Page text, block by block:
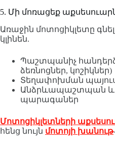
5. Մի մոռացեք
Առաջին մոտոցիկլետը
կլինեն.
Պաշտպանիչ
ձեռնոցներ, կոշիկներ)
Տեղափոխման
Անձրևապաշտպան և
պարագաներ
Մոտոցիկլետների
հենց նույն մոտոյի խանութ